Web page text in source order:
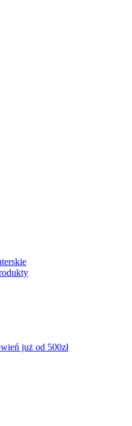
już od 500zł